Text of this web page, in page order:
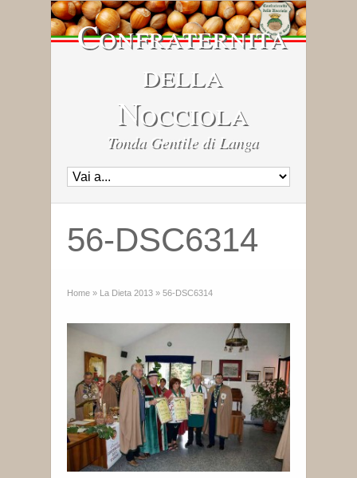
Confraternita
della
Nocciola
Tonda Gentile di Langa
56-DSC6314
Home » La Dieta 2013 » 56-DSC6314